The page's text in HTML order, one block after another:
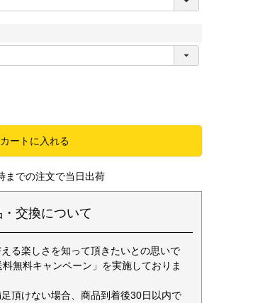
カートに入れる
までの注文で当日出荷
交換について
る楽しさを知って頂きたいとの思いで
料無料キャンペーン」を実施しておりま
頂けない場合、商品到着後30日以内で